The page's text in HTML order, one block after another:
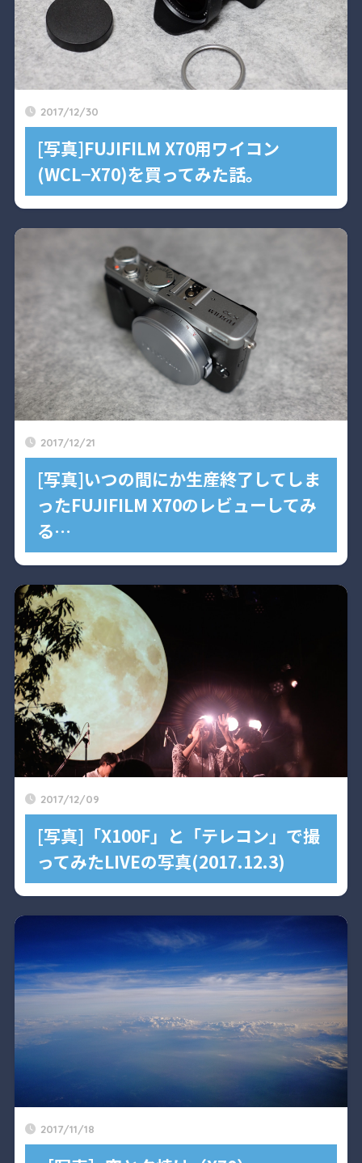
2017/12/30
[写真]FUJIFILM X70用ワイコン
(WCL−X70)を買ってみた話。
2017/12/21
[写真]いつの間にか生産終了してしま
ったFUJIFILM X70のレビューしてみ
る…
2017/12/09
[写真]「X100F」と「テレコン」で撮
ってみたLIVEの写真(2017.12.3)
2017/11/18